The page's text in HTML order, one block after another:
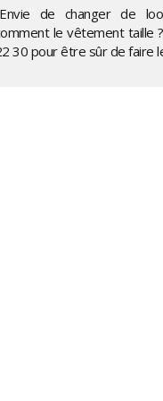
de changer de
le vêtement taille
30 pour être sûr de faire